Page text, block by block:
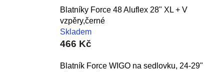
Blatníky Force 48 Aluflex 28" XL + V
vzpěry,černé
Skladem
466 Kč
Blatník Force WIGO na sedlovku, 24-29"